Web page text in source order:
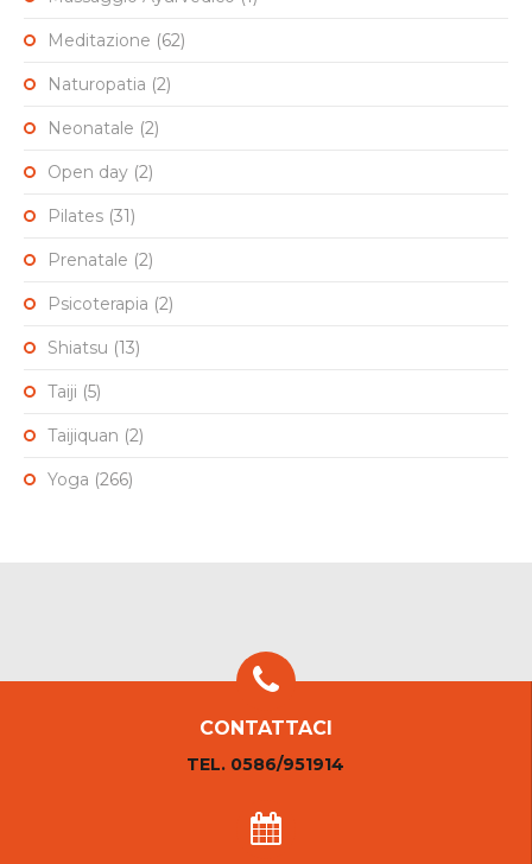
Meditazione (62)
Naturopatia (2)
Neonatale (2)
Open day (2)
Pilates (31)
Prenatale (2)
Psicoterapia (2)
Shiatsu (13)
Taiji (5)
Taijiquan (2)
Yoga (266)
CONTATTACI
TEL. 0586/951914